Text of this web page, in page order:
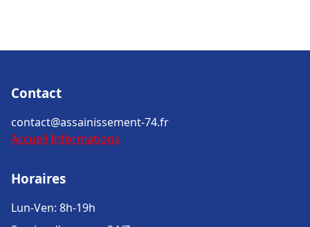
Contact
contact@assainissement-74.fr
Accueil Informations
Horaires
Lun-Ven: 8h-19h